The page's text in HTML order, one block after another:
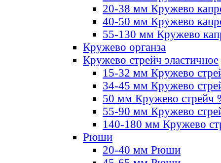
20-38 мм Кружево
40-50 мм Кружево
55-130 мм Кружево
Кружево органза
Кружево стрейч эластичное
15-32 мм Кружево
34-45 мм Кружево
50 мм Кружево стрейч
55-90 мм Кружево
140-180 мм Кружево
Рюши
20-40 мм Рюши